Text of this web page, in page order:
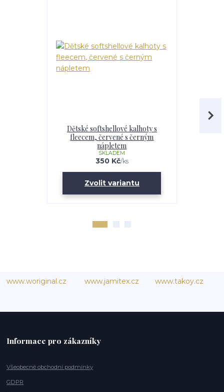
Dětské softshellové kalhoty s
fleecem, červené s černým
nápletem
350 Kč/ks
SKLADEM
Zvolit variantu
www.woriginal.cz www.jamitex.cz www.takoy.cz
Informace pro zákazníky
Všeobecné obchodní podmínky
GDPR